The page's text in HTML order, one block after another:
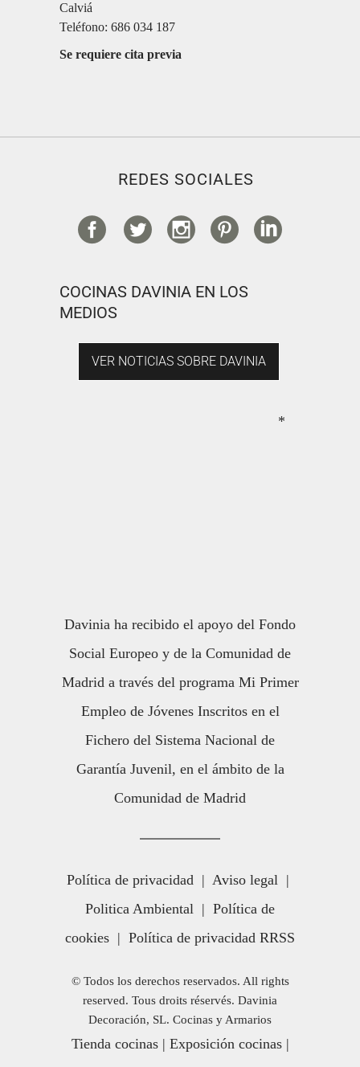
Calviá
Teléfono: 686 034 187
Se requiere cita previa
REDES SOCIALES
COCINAS DAVINIA EN LOS
MEDIOS
VER NOTICIAS SOBRE DAVINIA
*
Davinia ha recibido el apoyo del Fondo
Social Europeo y de la Comunidad de
Madrid a través del programa Mi Primer
Empleo de Jóvenes Inscritos en el
Fichero del Sistema Nacional de
Garantía Juvenil, en el ámbito de la
Comunidad de Madrid
Política de privacidad | Aviso legal |
Politica Ambiental | Política de
cookies | Política de privacidad RRSS
© Todos los derechos reservados. All rights
reserved. Tous droits réservés. Davinia
Decoración, SL. Cocinas y Armarios
Tienda cocinas| Exposición cocinas|